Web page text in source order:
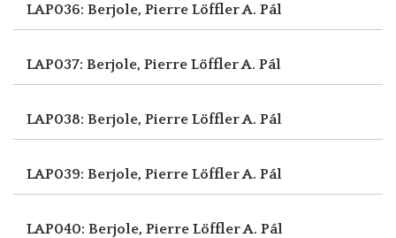
LAP036: Berjole, Pierre Löffler A. Pál
LAP037: Berjole, Pierre Löffler A. Pál
LAP038: Berjole, Pierre Löffler A. Pál
LAP039: Berjole, Pierre Löffler A. Pál
LAP040: Berjole, Pierre Löffler A. Pál